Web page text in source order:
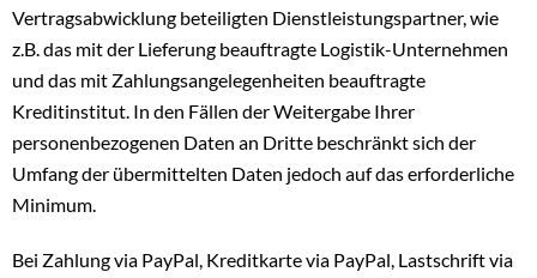
Vertragsabwicklung beteiligten Dienstleistungspartner, wie
z.B. das mit der Lieferung beauftragte Logistik-Unternehmen
und das mit Zahlungsangelegenheiten beauftragte
Kreditinstitut. In den Fällen der Weitergabe Ihrer
personenbezogenen Daten an Dritte beschränkt sich der
Umfang der übermittelten Daten jedoch auf das erforderliche
Minimum.
Bei Zahlung via PayPal, Kreditkarte via PayPal, Lastschrift via